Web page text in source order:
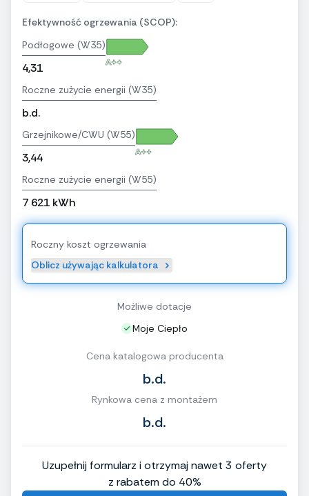
Efektywność ogrzewania (SCOP):
Podłogowe (W35)
4,31 A++
Roczne zużycie energii (W35)
b.d.
Grzejnikowe/CWU (W55)
3,44 A++
Roczne zużycie energii (W55)
7 621 kWh
Roczny koszt ogrzewania
Oblicz używając kalkulatora
Możliwe dotacje
Moje Ciepło
Cena katalogowa producenta
b.d.
Rynkowa cena z montażem
b.d.
Uzupełnij formularz i otrzymaj nawet 3 oferty
z rabatem do 40%